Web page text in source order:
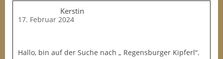
Kerstin
17. Februar 2024
Hallo, bin auf der Suche nach „ Regensburger Kipferl“.